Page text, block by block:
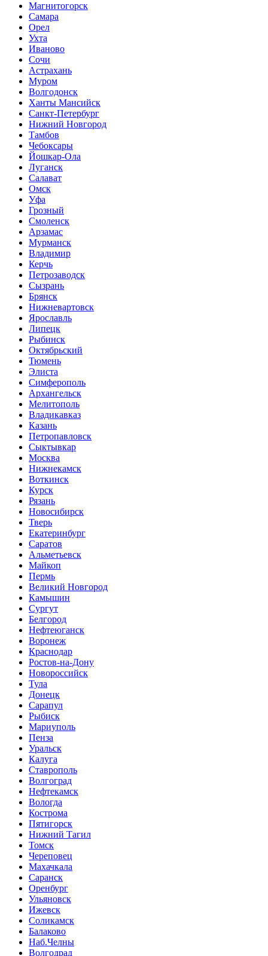
Магнитогорск
Самара
Орел
Ухта
Иваново
Сочи
Астрахань
Муром
Волгодонск
Ханты Мансийск
Санкт-Петербург
Нижний Новгород
Тамбов
Чебоксары
Йошкар-Ола
Луганск
Салават
Омск
Уфа
Грозный
Смоленск
Арзамас
Мурманск
Владимир
Керчь
Петрозаводск
Сызрань
Брянск
Нижневартовск
Ярославль
Липецк
Рыбинск
Октябрьский
Тюмень
Элиста
Симферополь
Архангельск
Мелитополь
Владикавказ
Казань
Петропавловск
Сыктывкар
Москва
Нижнекамск
Воткинск
Курск
Рязань
Новосибирск
Тверь
Екатеринбург
Саратов
Альметьевск
Майкоп
Пермь
Великий Новгород
Камышин
Сургут
Белгород
Нефтеюганск
Воронеж
Краснодар
Ростов-на-Дону
Новороссийск
Тула
Донецк
Сарапул
Рыбиск
Мариуполь
Пенза
Уральск
Калуга
Ставрополь
Волгоград
Нефтекамск
Вологда
Кострома
Пятигорск
Нижний Тагил
Томск
Череповец
Махачкала
Саранск
Оренбург
Ульяновск
Ижевск
Соликамск
Балаково
Наб.Челны
Волгодрад